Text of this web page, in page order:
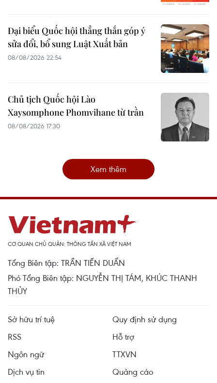
Đại biểu Quốc hội thẳng thắn góp ý
sửa đổi, bổ sung Luật Xuất bản
08/08/2026 22:54
Chủ tịch Quốc hội Lào
Xaysomphone Phomvihane từ trần
08/08/2026 17:30
Xem thêm
CƠ QUAN CHỦ QUẢN: THÔNG TẤN XÃ VIỆT NAM
Tổng Biên tập: TRẦN TIẾN DUẨN
Phó Tổng Biên tập: NGUYỄN THỊ TÁM, KHÚC THANH
THỦY
Sở hữu trí tuệ
Quy định sử dụng
RSS
Hỗ trợ
Ngôn ngữ
TTXVN
Dịch vụ tin
Quảng cáo